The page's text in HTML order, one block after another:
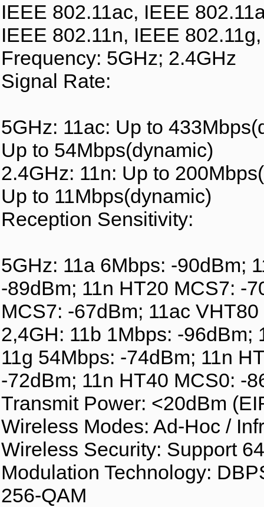
IEEE 802.11ac, IEEE
IEEE 802.11n, IEEE
Frequency: 5GHz; 2.4GHz
Signal Rate:
5GHz: 11ac: Up to
Up to 54Mbps(dynamic)
2.4GHz: 11n: Up to
Up to 11Mbps(dynamic)
Reception Sensitivity:
5GHz: 11a 6Mbps: -90dBm;
-89dBm; 11n HT20 MCS7: -
MCS7: -67dBm; 11ac
2,4GH: 11b 1Mbps: -96dBm;
11g 54Mbps: -74dBm; 11n
-72dBm; 11n HT40 MCS0: -
Transmit Power: <20dBm
Wireless Modes: Ad-Hoc /
Wireless Security: Support
Modulation Technology:
256-QAM